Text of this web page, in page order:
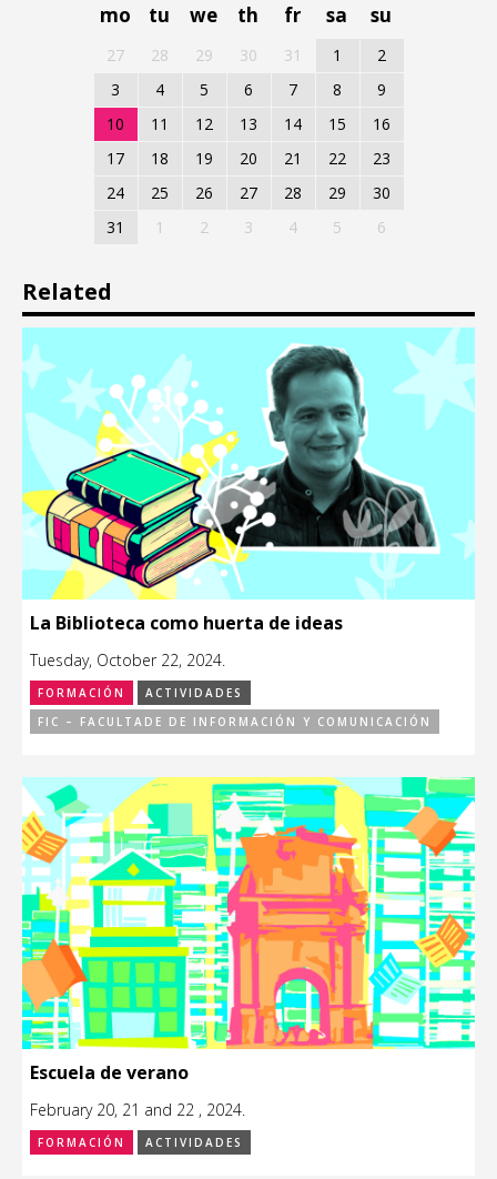
mo
tu we th fr sa su
27 28 29 30 31 1
2
3
4 5 6 7 8
9
10
11 12 13 14 15
16
17
18 19 20 21 22
23
24
25 26 27 28 29
30
31
1 2 3 4 5 6
Related
La Biblioteca como huerta de ideas
Tuesday, October 22, 2024.
FORMACIÓN
ACTIVIDADES
FIC – FACULTADE DE INFORMACIÓN Y COMUNICACIÓN
Escuela de verano
February 20, 21 and 22 , 2024.
FORMACIÓN ACTIVIDADES